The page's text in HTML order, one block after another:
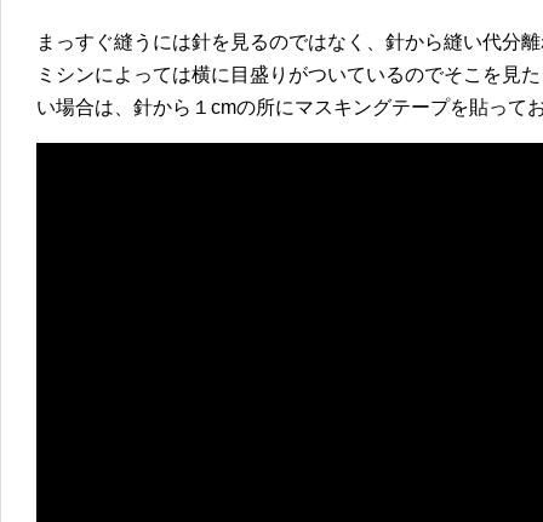
まっすぐ縫うには針を見るのではなく、針から縫い代分
ミシンによっては横に目盛りがついているのでそこを見
い場合は、針から１cmの所にマスキングテープを貼って